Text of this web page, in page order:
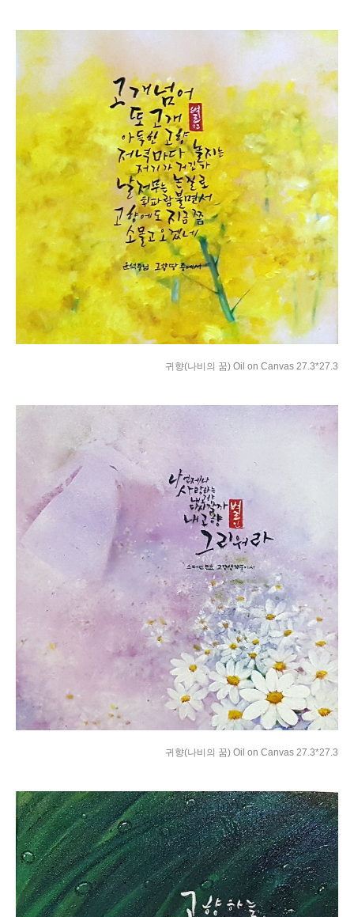
귀향(나비의 꿈) Oil on Canvas 27.3*27.3
귀향(나비의 꿈) Oil on Canvas 27.3*27.3